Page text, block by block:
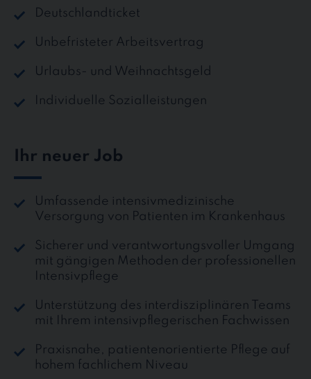
Deutschlandticket
Unbefristeter Arbeitsvertrag
Urlaubs- und Weihnachtsgeld
Individuelle Sozialleistungen
Ihr neuer Job
Umfassende intensivmedizinische
Versorgung von Patienten im Krankenhaus
Sicherer und verantwortungsvoller Umgang
mit gängigen Methoden der professionellen
Intensivpflege
Unterstützung des interdisziplinären Teams
mit Ihrem intensivpflegerischen Fachwissen
Praxisnahe, patientenorientierte Pflege auf
hohem fachlichem Niveau